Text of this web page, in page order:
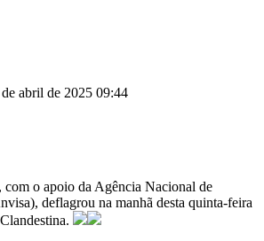
abril de 2025 09:44
o apoio da Agência Nacional de
deflagrou na manhã desta quinta-feira